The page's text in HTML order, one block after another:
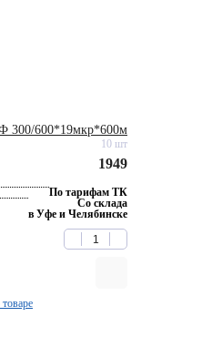
300/600*19мкр*600м
10 шт
1949
По тарифам ТК
Со склада
в Уфе и Челябинске